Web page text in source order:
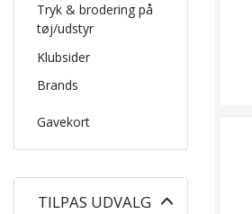
Tryk & brodering på
tøj/udstyr
Klubsider
Brands
Gavekort
TILPAS UDVALG